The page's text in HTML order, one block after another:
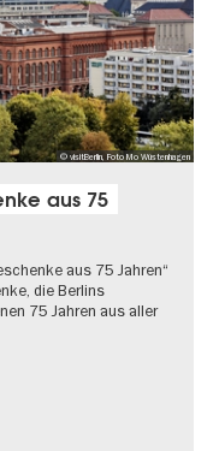
© visitBerlin, Foto Mo Wüstenhagen
aus 75
aus 75 Jahren“
die Berlins
75 Jahren aus aller